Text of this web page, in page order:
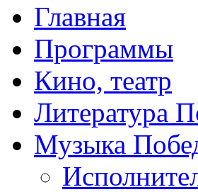
Главная
Программы
Кино, театр
Литература
Музыка